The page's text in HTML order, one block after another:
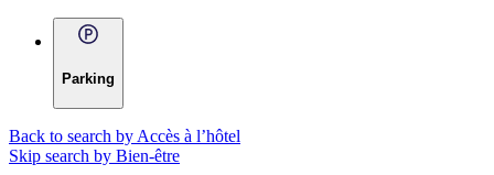
Parking
Back to search by Accès à l’hôtel
Skip search by Bien-être